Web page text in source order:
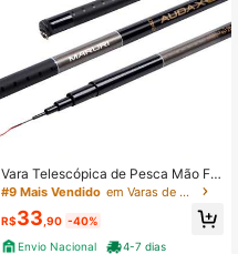
Vara Telescópica de Pesca Mão Fib
ra de Vidro Maruri Audax Tilapia La
#9 Mais Vendido em Varas de pesca
R$33 ,90 -40%
Envio Nacional
4-7 dias